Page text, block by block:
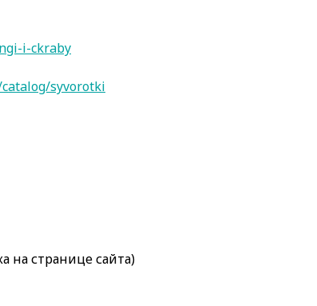
i-ckraby
syvorotki
на странице сайта)